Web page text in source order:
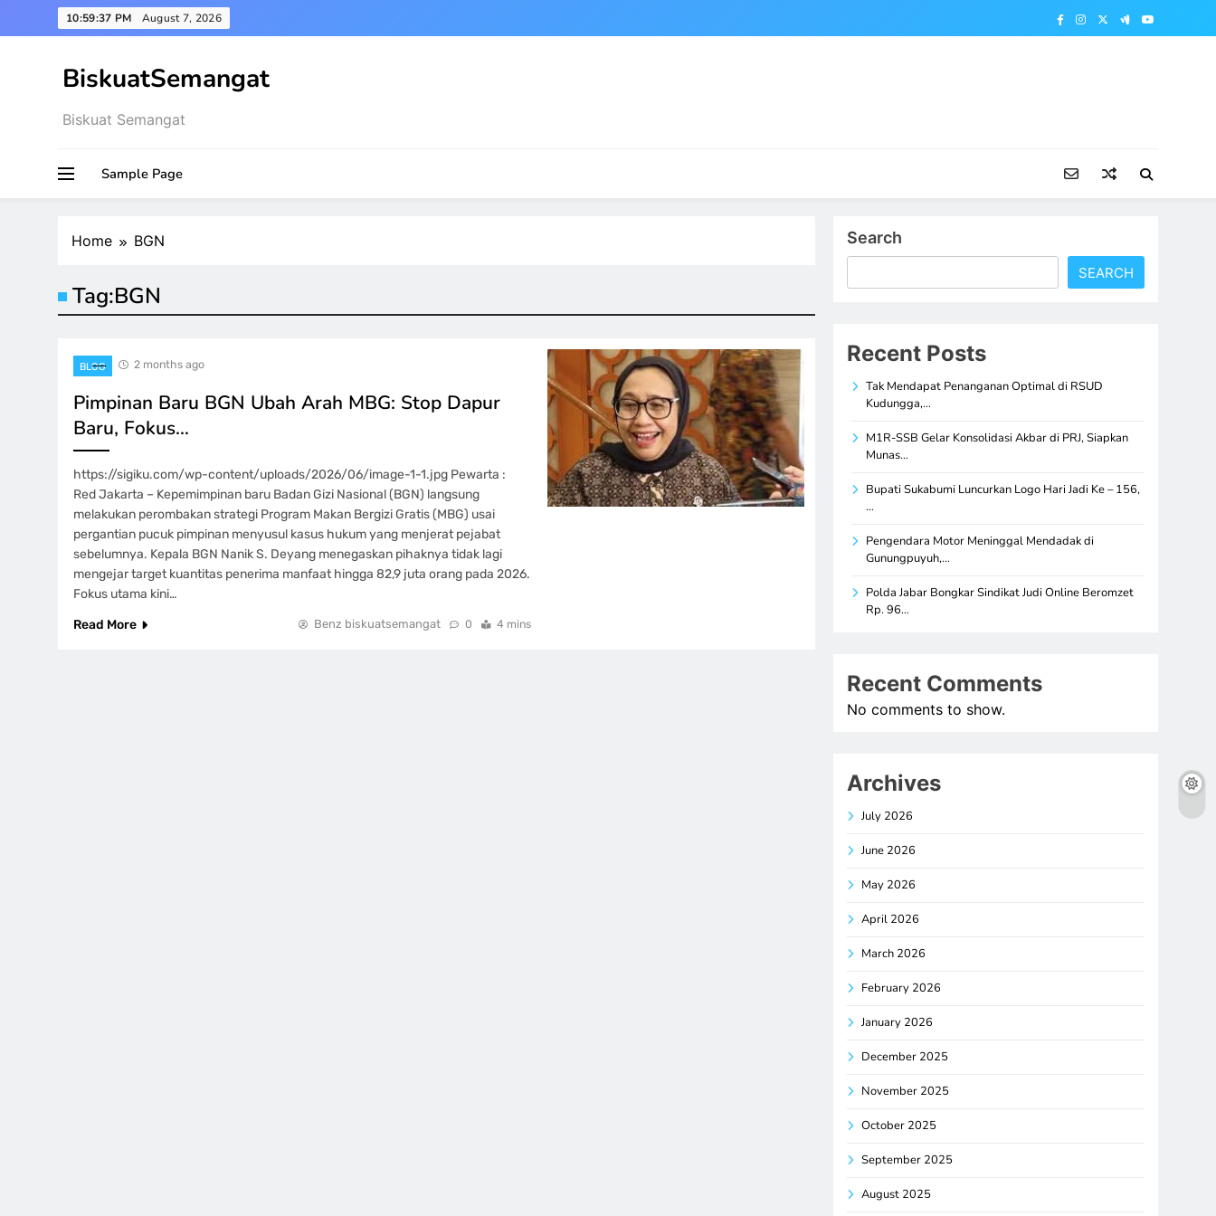
to
10:59:38 PM August 7, 2026
BiskuatSemangat
Biskuat Semangat
Sample Page
Home BGN
Tag:BGN
BLOG 2 months ago
Pimpinan Baru BGN Ubah Arah MBG: Stop Dapur
Baru, Fokus…
https://sigiku.com/wp-content/uploads/2026/06/image-1-1.jpg Pewarta :
Red Jakarta – Kepemimpinan baru Badan Gizi Nasional (BGN) langsung
melakukan perombakan strategi Program Makan Bergizi Gratis (MBG) usai
pergantian pucuk pimpinan menyusul kasus hukum yang menjerat pejabat
sebelumnya. Kepala BGN Nanik S. Deyang menegaskan pihaknya tidak lagi
mengejar target kuantitas penerima manfaat hingga 82,9 juta orang pada 2026.
Fokus utama kini…
Read More
Benz biskuatsemangat 0 4 mins
Search
SEARCH
Recent Posts
Tak Mendapat Penanganan Optimal di RSUD
Kudungga,…
M1R-SSB Gelar Konsolidasi Akbar di PRJ, Siapkan
Munas…
Bupati Sukabumi Luncurkan Logo Hari Jadi Ke – 156,
…
Pengendara Motor Meninggal Mendadak di
Gunungpuyuh,…
Polda Jabar Bongkar Sindikat Judi Online Beromzet
Rp. 96…
Recent Comments
No comments to show.
Archives
July 2026
June 2026
May 2026
April 2026
March 2026
February 2026
January 2026
December 2025
November 2025
October 2025
September 2025
August 2025